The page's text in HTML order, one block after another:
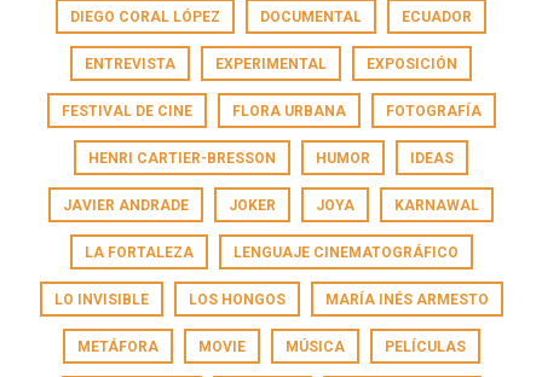
DIEGO CORAL LÓPEZ DOCUMENTAL ECUADOR
ENTREVISTA EXPERIMENTAL EXPOSICIÓN
FESTIVAL DE CINE FLORA URBANA FOTOGRAFÍA
HENRI CARTIER-BRESSON HUMOR IDEAS
JAVIER ANDRADE JOKER JOYA KARNAWAL
LA FORTALEZA LENGUAJE CINEMATOGRÁFICO
LO INVISIBLE LOS HONGOS MARÍA INÉS ARMESTO
METÁFORA MOVIE MÚSICA PELÍCULAS